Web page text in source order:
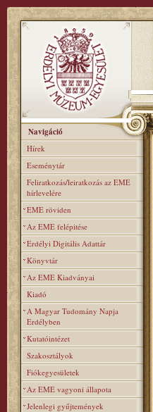
Navigáció
Hírek
Eseménytár
Feliratkozás/leiratkozás az EME
hírlevelére
EME röviden
Az EME felépitése
Erdélyi Digitális Adattár
Könyvtár
Az EME Kiadványai
Kiadó
A Magyar Tudomány Napja
Erdélyben
Kutatóintézet
Szakosztályok
Fiókegyesületek
Az EME vagyoni állapota
Jelenlegi gyűjtemények